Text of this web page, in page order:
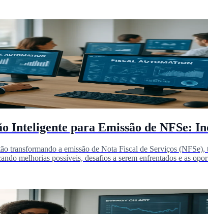
Inteligente para Emissão de NFSe:
transformando a emissão de Nota Fiscal de Serviços
melhorias possíveis, desafios a serem enfrentados e as